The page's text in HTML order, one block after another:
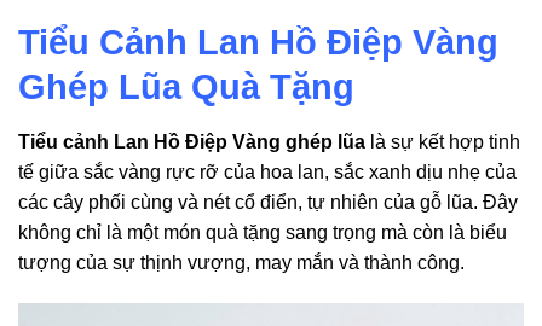
Tiểu Cảnh Lan Hồ Điệp Vàng
Ghép Lũa Quà Tặng
Tiểu cảnh Lan Hồ Điệp Vàng ghép lũa là sự kết hợp tinh
tế giữa sắc vàng rực rỡ của hoa lan, sắc xanh dịu nhẹ của
các cây phối cùng và nét cổ điển, tự nhiên của gỗ lũa. Đây
không chỉ là một món quà tặng sang trọng mà còn là biểu
tượng của sự thịnh vượng, may mắn và thành công.